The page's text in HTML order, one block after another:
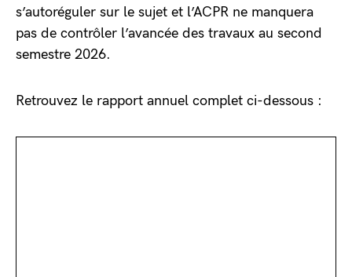
s’autoréguler sur le sujet et l’ACPR ne manquera
pas de contrôler l’avancée des travaux au second
semestre 2026.
Retrouvez le rapport annuel complet ci-dessous :